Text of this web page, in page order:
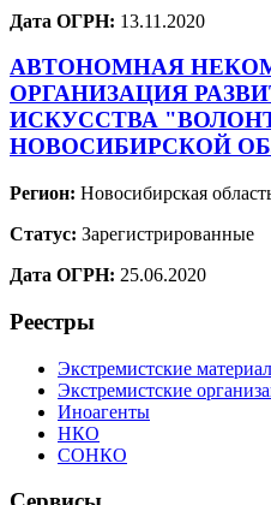
Дата ОГРН: 13.11.2020
АВТОНОМНАЯ
ОРГАНИЗАЦИЯ
ИСКУССТВА
НОВОСИБИРСКОЙ
Регион: Новосибирская
Статус: Зарегистрированные
Дата ОГРН: 25.06.2020
Реестры
Экстремистские
Экстремистские
Иноагенты
НКО
СОНКО